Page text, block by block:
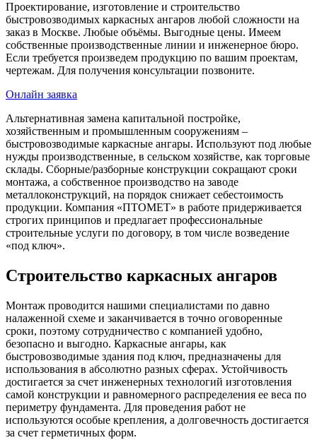
Проектирование, изготовление и строительство
быстровозводимых каркасных ангаров любой сложности на
заказ в Москве. Любые объёмы. Выгодные цены. Имеем
собственные производственные линии и инженерное бюро.
Если требуется произведем продукцию по вашим проектам,
чертежам. Для получения консультации позвоните.
Онлайн заявка
Альтернативная замена капитальной постройке,
хозяйственным и промышленным сооружениям –
быстровозводимые каркасные ангары. Используют под любые
нужды производственные, в сельском хозяйстве, как торговые
склады. Сборные/разборные конструкции сокращают сроки
монтажа, а собственное производство на заводе
металлоконструкций, на порядок снижает себестоимость
продукции. Компания «ПТОМЕТ» в работе придерживается
строгих принципов и предлагает профессиональные
строительные услуги по договору, в том числе возведение
«под ключ».
Строительство каркасных ангаров
Монтаж проводится нашими специалистами по давно
налаженной схеме и заканчивается в точно оговоренные
сроки, поэтому сотрудничество с компанией удобно,
безопасно и выгодно. Каркасные ангары, как
быстровозводимые здания под ключ, предназначены для
использования в абсолютно разных сферах. Устойчивость
достигается за счет инженерных технологий изготовления
самой конструкции и равномерного распределения ее веса по
периметру фундамента. Для проведения работ не
используются особые крепления, а долговечность достигается
за счет герметичных форм.